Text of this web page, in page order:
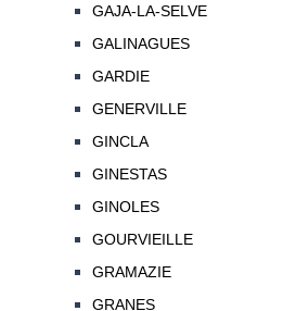
GAJA-LA-SELVE
GALINAGUES
GARDIE
GENERVILLE
GINCLA
GINESTAS
GINOLES
GOURVIEILLE
GRAMAZIE
GRANES